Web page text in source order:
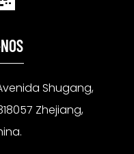
Shugang,
Zhejiang,